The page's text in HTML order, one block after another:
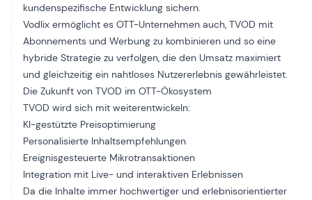
kundenspezifische Entwicklung sichern.
Vodlix ermöglicht es OTT-Unternehmen auch, TVOD mit
Abonnements und Werbung zu kombinieren und so eine
hybride Strategie zu verfolgen, die den Umsatz maximiert
und gleichzeitig ein nahtloses Nutzererlebnis gewährleistet.
Die Zukunft von TVOD im OTT-Ökosystem
TVOD wird sich mit weiterentwickeln:
KI-gestützte Preisoptimierung
Personalisierte Inhaltsempfehlungen
Ereignisgesteuerte Mikrotransaktionen
Integration mit Live- und interaktiven Erlebnissen
Da die Inhalte immer hochwertiger und erlebnisorientierter